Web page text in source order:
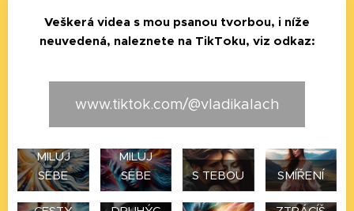
Veškerá videa s mou psanou tvorbou, i níže
neuvedená, naleznete na TikToku, viz odkaz:
www.tiktok.com/@vladikalach
MILUJ
SEBE
MILUJ
SEBE
S TEBOU SMÍŘENÍ
ŽIVOT
PODLE